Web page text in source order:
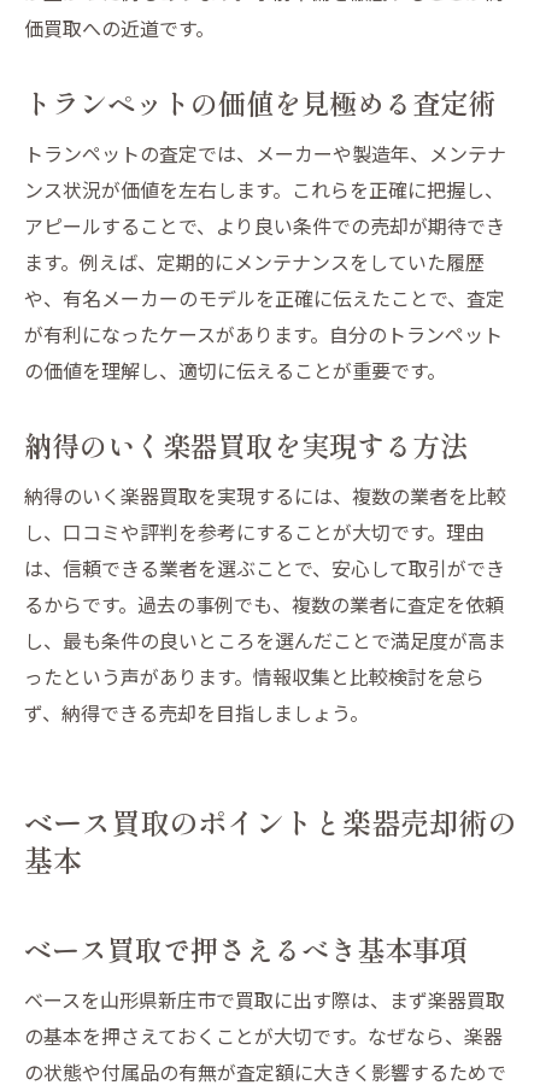
価買取への近道です。
トランペットの価値を見極める査定術
トランペットの査定では、メーカーや製造年、メンテナ
ンス状況が価値を左右します。これらを正確に把握し、
アピールすることで、より良い条件での売却が期待でき
ます。例えば、定期的にメンテナンスをしていた履歴
や、有名メーカーのモデルを正確に伝えたことで、査定
が有利になったケースがあります。自分のトランペット
の価値を理解し、適切に伝えることが重要です。
納得のいく楽器買取を実現する方法
納得のいく楽器買取を実現するには、複数の業者を比較
し、口コミや評判を参考にすることが大切です。理由
は、信頼できる業者を選ぶことで、安心して取引ができ
るからです。過去の事例でも、複数の業者に査定を依頼
し、最も条件の良いところを選んだことで満足度が高ま
ったという声があります。情報収集と比較検討を怠ら
ず、納得できる売却を目指しましょう。
ベース買取のポイントと楽器売却術の
基本
ベース買取で押さえるべき基本事項
ベースを山形県新庄市で買取に出す際は、まず楽器買取
の基本を押さえておくことが大切です。なぜなら、楽器
の状態や付属品の有無が査定額に大きく影響するためで